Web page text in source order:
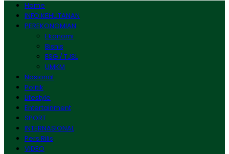
Home
INFO KEHUTANAN
PEREKONOMIAN
Ekonomi
Bisnis
ESG / TJSL
UMKM
Nasional
Politik
Lifestyle
Entertainment
SPORT
INTERNASIONAL
Pers Rilis
VIDEO